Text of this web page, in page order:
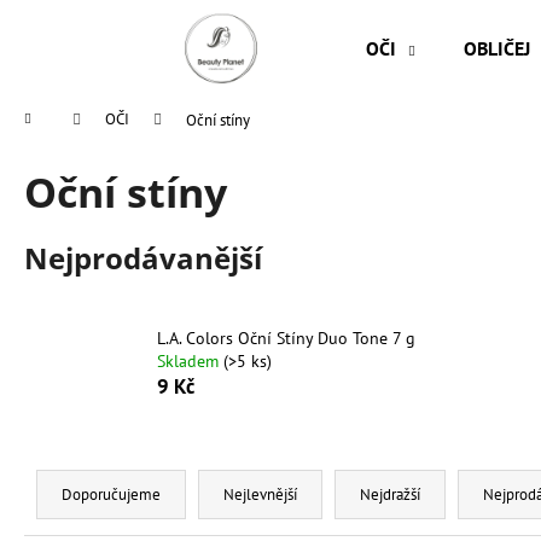
OČI OBLIČEJ
Domů OČI Oční stíny
Oční stíny
Nejprodávanější
L.A. Colors Oční Stíny Duo Tone 7 g
Skladem (>5 ks)
9 Kč
Ř
z
Doporučujeme Nejlevnější Nejdražší